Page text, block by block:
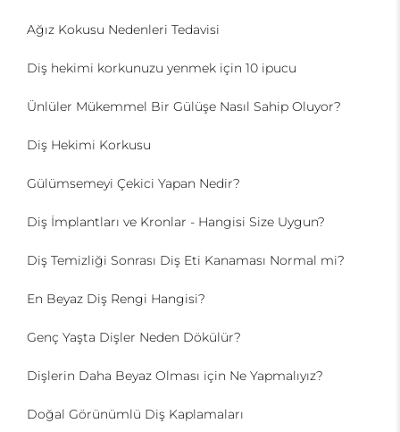
Ağız Kokusu Nedenleri Tedavisi
Diş hekimi korkunuzu yenmek için 10 ipucu
Ünlüler Mükemmel Bir Gülüşe Nasıl Sahip Oluyor?
Diş Hekimi Korkusu
Gülümsemeyi Çekici Yapan Nedir?
Diş İmplantları ve Kronlar - Hangisi Size Uygun?
Diş Temizliği Sonrası Diş Eti Kanaması Normal mi?
En Beyaz Diş Rengi Hangisi?
Genç Yaşta Dişler Neden Dökülür?
Dişlerin Daha Beyaz Olması için Ne Yapmalıyız?
Doğal Görünümlü Diş Kaplamaları